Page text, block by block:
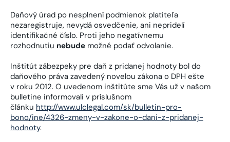
Daňový úrad po nesplnení podmienok platiteľa
nezaregistruje, nevydá osvedčenie, ani nepridelí
identifikačné číslo. Proti jeho negatívnemu
rozhodnutiu nebude možné podať odvolanie.
Inštitút zábezpeky pre daň z pridanej hodnoty bol do
daňového práva zavedený novelou zákona o DPH ešte
v roku 2012. O uvedenom inštitúte sme Vás už v našom
bulletine informovali v príslušnom
článku http://www.ulclegal.com/sk/bulletin-pro-
bono/ine/4326-zmeny-v-zakone-o-dani-z-pridanej-
hodnoty.